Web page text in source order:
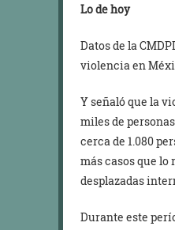
Lo de hoy
Datos de la
violencia en
Y señaló que la
miles de
cerca de 1.080
más casos que lo
desplazadas
Durante este